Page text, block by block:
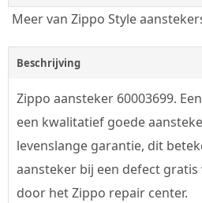
Meer van Zippo Style
Beschrijving
Zippo aansteker 60003699.
een kwalitatief goede
levenslange garantie, dit
aansteker bij een defect
door het Zippo repair center.